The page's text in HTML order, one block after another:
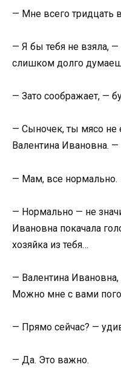
— Мне всего тридцать
— Я бы тебя не взяла,
слишком долго
— Зато соображает, —
— Сыночек, ты мясо
Валентина Ивановна.
— Мам, все нормально.
— Нормально — не
Ивановна покачала
хозяйка из тебя…
— Валентина
Можно мне с вами
— Прямо сейчас? —
— Да. Это важно.